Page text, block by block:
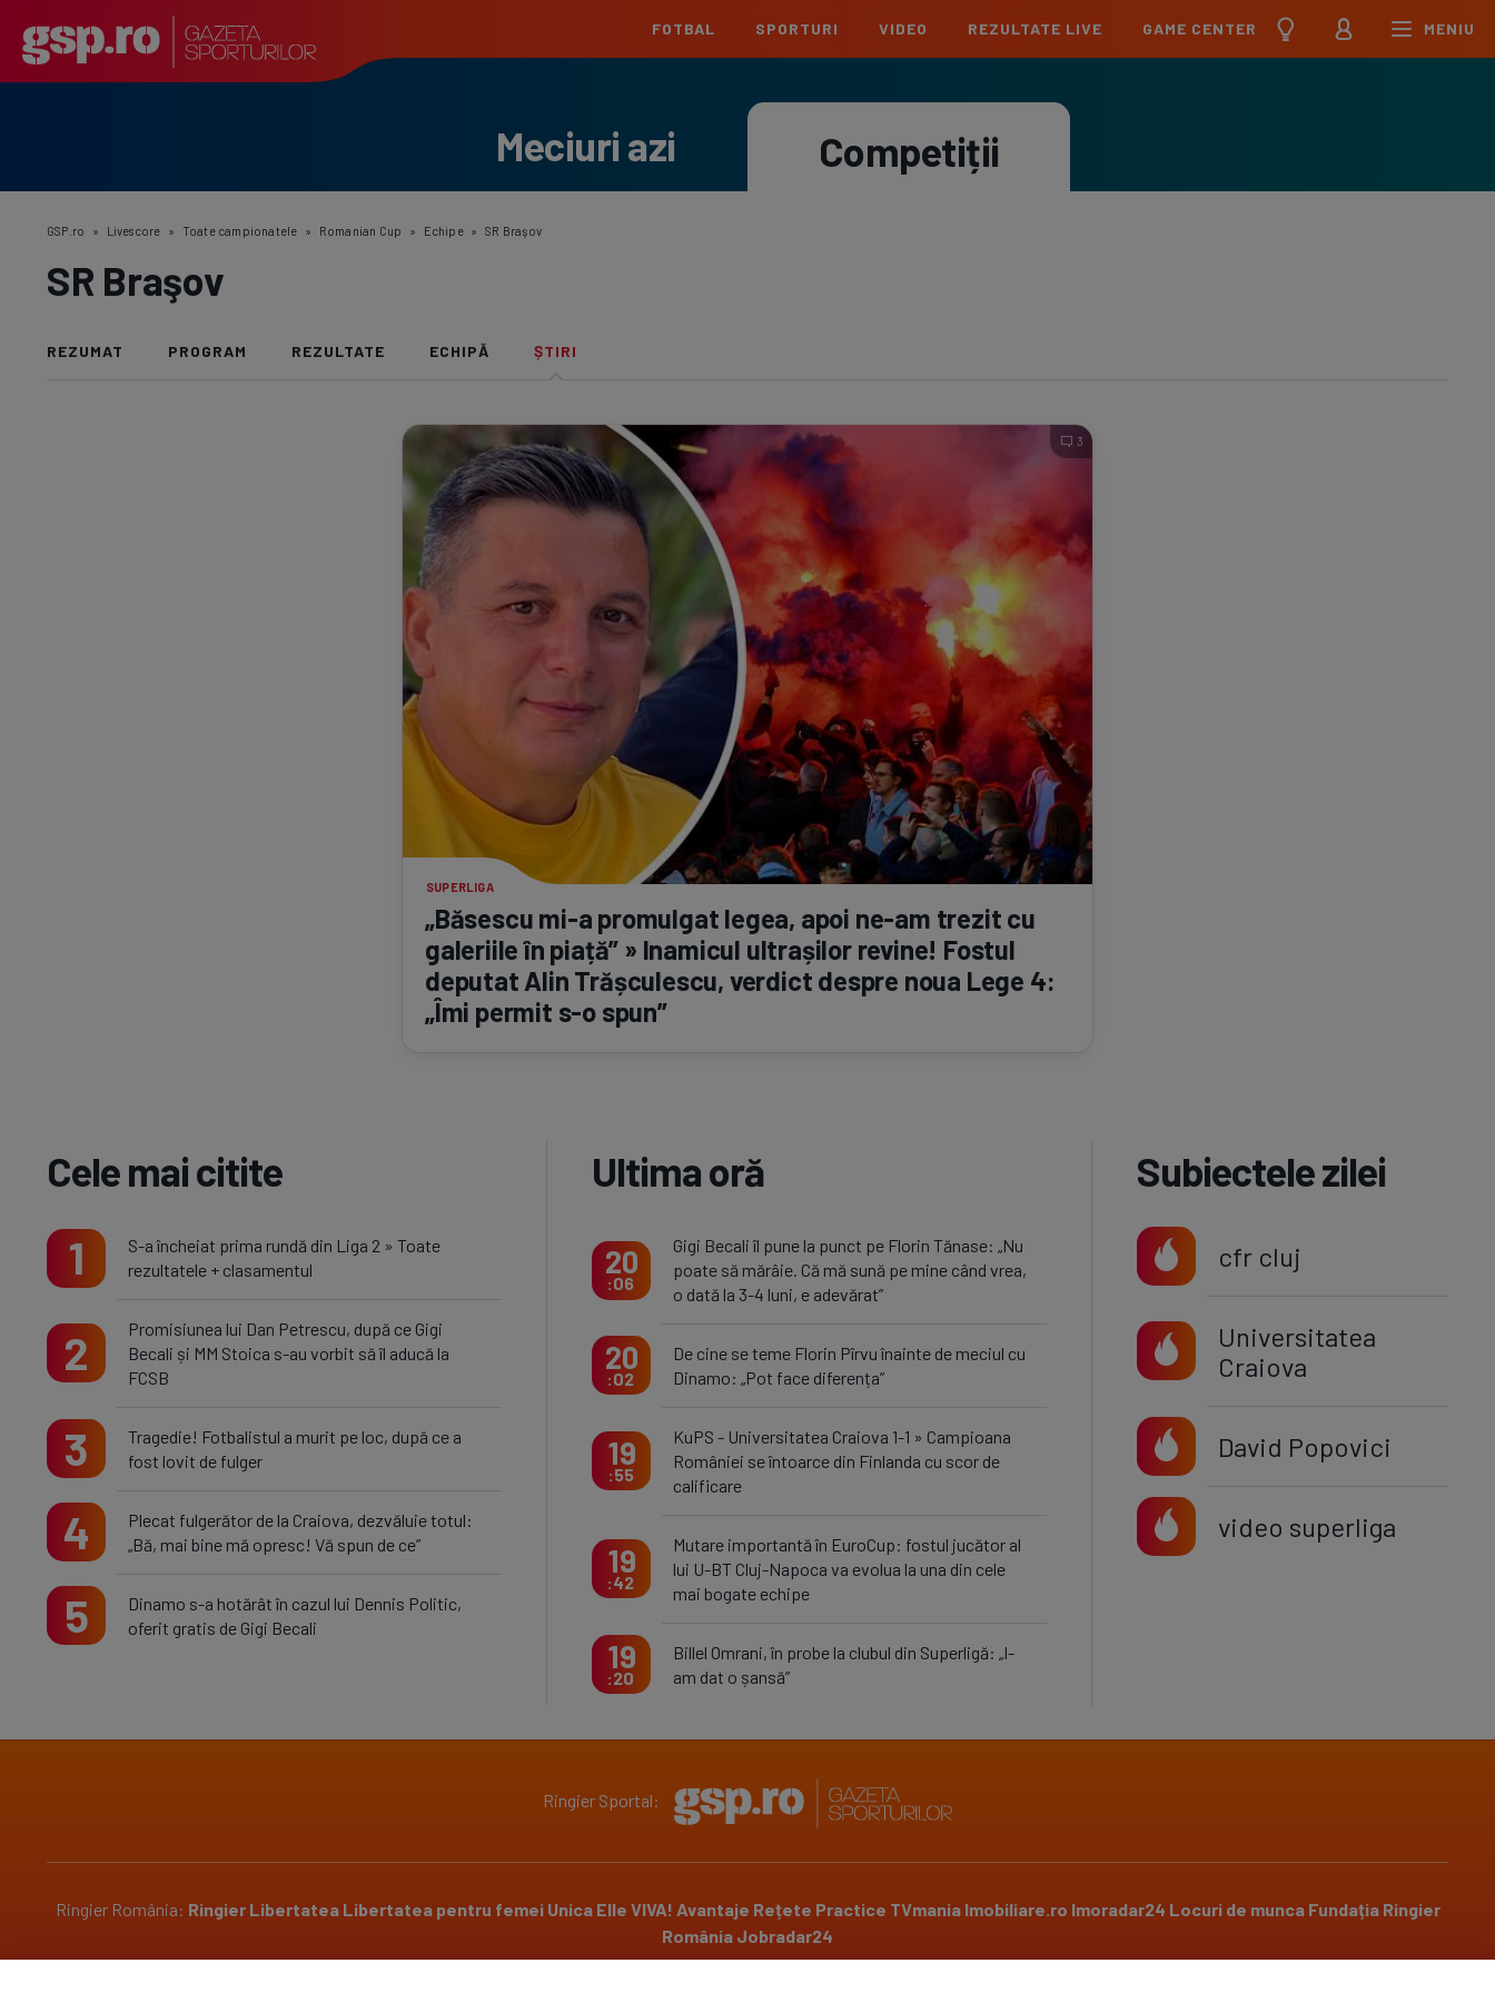
FOTBAL
Clasament
Liga 2
Echipe
Europa League
Echipe Meciuri
U21
Program TV Pariuri sportive
SPORTURI VIDEO REZULTATE LIVE GAME CENTER MENIU
Meciuri azi Competiții
GSP.ro » Livescore » Toate campionatele » Romanian Cup » Echipe »SR Braşov
SR Braşov
REZUMAT PROGRAM REZULTATE ECHIPĂ ȘTIRI
SUPERLIGA
„Băsescu mi-a promulgat legea, apoi ne-am trezit cu
galeriile în piață” » Inamicul ultrașilor revine! Fostul
deputat Alin Trășculescu, verdict despre noua Lege 4:
„Îmi permit s-o spun”
3
Cele mai citite
1
S-a încheiat prima rundă din Liga 2 » Toate
rezultatele + clasamentul
2
Promisiunea lui Dan Petrescu, după ce Gigi
Becali și MM Stoica s-au vorbit să îl aducă la
FCSB
3
Tragedie! Fotbalistul a murit pe loc, după ce a
fost lovit de fulger
4
Plecat fulgerător de la Craiova, dezvăluie totul:
„Bă, mai bine mă opresc! Vă spun de ce”
5
Dinamo s-a hotărât în cazul lui Dennis Politic,
oferit gratis de Gigi Becali
Ultima oră
20
06
Gigi Becali îl pune la punct pe Florin Tănase: „Nu
poate să mărâie. Că mă sună pe mine când vrea,
o dată la 3-4 luni, e adevărat”
20
02
De cine se teme Florin Pîrvu înainte de meciul cu
Dinamo: „Pot face diferența”
19
55
KuPS - Universitatea Craiova 1-1 » Campioana
României se întoarce din Finlanda cu scor de
calificare
19
42
Mutare importantă în EuroCup: fostul jucător al
lui U-BT Cluj-Napoca va evolua la una din cele
mai bogate echipe
19
20
Billel Omrani, în probe la clubul din Superligă: „I-
am dat o șansă”
Subiectele zilei
cfr cluj
Universitatea
Craiova
David Popovici
video superliga
Ringier Sportal:
Ringier România: Ringier Libertatea Libertatea pentru femei Unica Elle VIVA! Avantaje Rețete Practice TVmania Imobiliare.ro Imoradar24 Locuri de munca Fundația Ringier
România Jobradar24